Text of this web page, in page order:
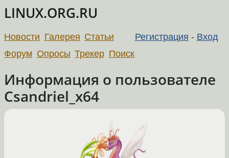
LINUX.ORG.RU
Регистрация - Вход
Новости Галерея Статьи
Форум Опросы Трекер Поиск
Информация о пользователе
Csandriel_x64